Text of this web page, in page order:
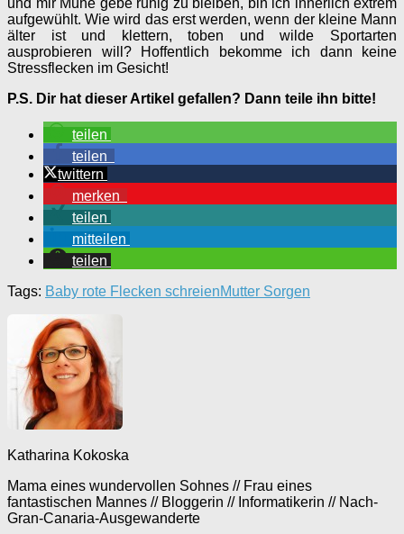
aufgewühlt. Wie wird das erst werden, wenn der kleine Mann
älter ist und klettern, toben und wilde Sportarten
ausprobieren will? Hoffentlich bekomme ich dann keine
Stressflecken im Gesicht!
P.S. Dir hat dieser Artikel gefallen? Dann teile ihn bitte!
teilen
teilen
twittern
merken
teilen
mitteilen
teilen
Tags: Baby rote Flecken schreienMutter Sorgen
Katharina Kokoska
Mama eines wundervollen Sohnes // Frau eines
fantastischen Mannes // Bloggerin // Informatikerin // Nach-
Gran-Canaria-Ausgewanderte